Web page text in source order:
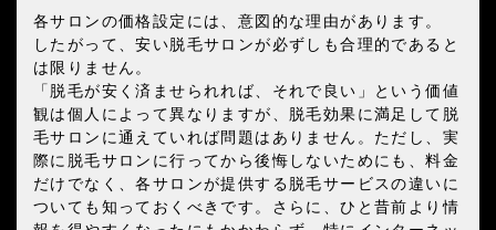
各サロンの価格設定には、意図的な理由があります。
したがって、安い脱毛サロンが必ずしも合理的であると
は限りません。
「脱毛が安く済ませられれば、それで良い」という価値
観は個人によって異なりますが、脱毛効果に満足して脱
毛サロンに通えていれば問題はありません。ただし、実
際に脱毛サロンに行ってから後悔しないためにも、料金
だけでなく、各サロンが提供する脱毛サービスの違いに
ついても知っておくべきです。さらに、ひと昔前より情